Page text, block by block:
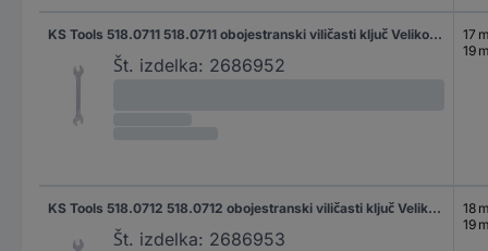
KS Tools 518.0711 518.0711 obojestranski viličasti ključ Velikost ključa (metrična) (samo za naslov) 17 - 19 mm
Št. izdelka: 2686952
17
19
KS Tools 518.0712 518.0712 obojestranski viličasti ključ Velikost ključa (metrična) (samo za naslov) 18 - 19 mm
Št. izdelka: 2686953
18
19